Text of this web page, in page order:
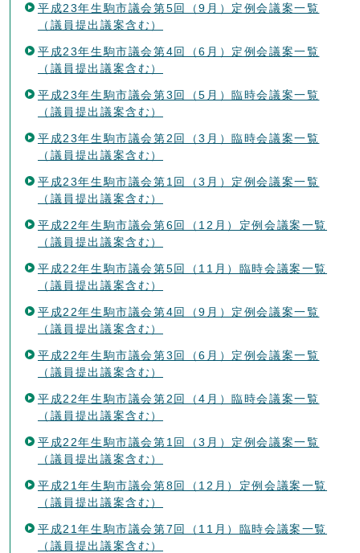
平成23年生駒市議会第5回（9月）定例会議案一覧
（議員提出議案含む）
平成23年生駒市議会第4回（6月）定例会議案一覧
（議員提出議案含む）
平成23年生駒市議会第3回（5月）臨時会議案一覧
（議員提出議案含む）
平成23年生駒市議会第2回（3月）臨時会議案一覧
（議員提出議案含む）
平成23年生駒市議会第1回（3月）定例会議案一覧
（議員提出議案含む）
平成22年生駒市議会第6回（12月）定例会議案一覧
（議員提出議案含む）
平成22年生駒市議会第5回（11月）臨時会議案一覧
（議員提出議案含む）
平成22年生駒市議会第4回（9月）定例会議案一覧
（議員提出議案含む）
平成22年生駒市議会第3回（6月）定例会議案一覧
（議員提出議案含む）
平成22年生駒市議会第2回（4月）臨時会議案一覧
（議員提出議案含む）
平成22年生駒市議会第1回（3月）定例会議案一覧
（議員提出議案含む）
平成21年生駒市議会第8回（12月）定例会議案一覧
（議員提出議案含む）
平成21年生駒市議会第7回（11月）臨時会議案一覧
（議員提出議案含む）